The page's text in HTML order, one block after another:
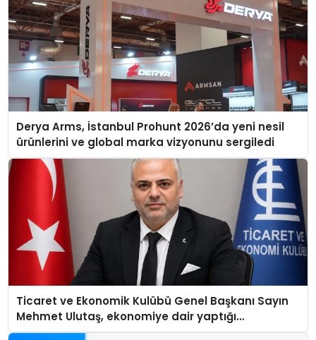
Derya Arms, İstanbul Prohunt 2026’da yeni nesil
ürünlerini ve global marka vizyonunu sergiledi
Ticaret ve Ekonomik Kulübü Genel Başkanı Sayın
Mehmet Ulutaş, ekonomiye dair yaptığı
açıklamada şunları kaydetti: